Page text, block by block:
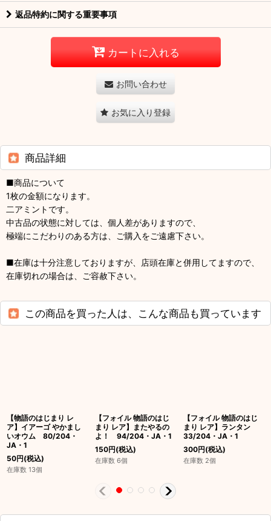
返品特約に関する重要事項
カートに入れる
お問い合わせ
お気に入り登録
商品詳細
■商品について
1枚の金額になります。
二アミントです。
中古品の状態に対しては、個人差がありますので、
極端にこだわりのある方は、ご購入をご遠慮下さい。
■在庫は十分注意しておりますが、店頭在庫と併用してますので、
在庫切れの場合は、ご容赦下さい。
この商品を買った人は、こんな商品も買っています
【物語のはじまり レ
ア】イアーゴ やかまし
いオウム 80/204・
JA・1
50円(税込)
在庫数 13個
【フォイル 物語のはじ
まり レア】またやるの
よ！ 94/204・JA・1
150円(税込)
在庫数 6個
【フォイル 物語のはじ
まり レア】ランタン
33/204・JA・1
300円(税込)
在庫数 2個